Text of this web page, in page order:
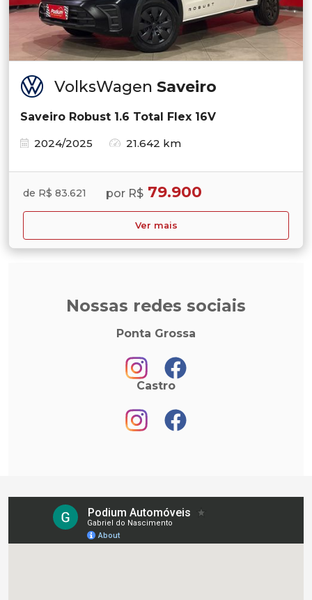
VolksWagen Saveiro
Saveiro Robust 1.6 Total Flex 16V
2024/2025
21.642 km
de R$ 83.621 por R$ 79.900
Ver mais
Nossas redes sociais
Ponta Grossa
Castro